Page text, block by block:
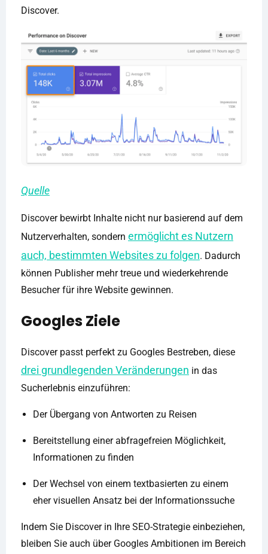
Discover.
Quelle
Discover bewirbt Inhalte nicht nur basierend auf dem
Nutzerverhalten, sondern ermöglicht es Nutzern
auch, bestimmten Websites zu folgen. Dadurch
können Publisher mehr treue und wiederkehrende
Besucher für ihre Website gewinnen.
Googles Ziele
Discover passt perfekt zu Googles Bestreben, diese
drei grundlegenden Veränderungen in das
Sucherlebnis einzuführen:
Der Übergang von Antworten zu Reisen
Bereitstellung einer abfragefreien Möglichkeit,
Informationen zu finden
Der Wechsel von einem textbasierten zu einem
eher visuellen Ansatz bei der Informationssuche
Indem Sie Discover in Ihre SEO-Strategie einbeziehen,
bleiben Sie auch über Googles Ambitionen im Bereich